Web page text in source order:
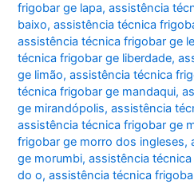
frigobar ge lapa,assistência
baixo,assistência técnica
assistência técnica frigobar ge
técnica frigobar ge liberdade,
ge limão,assistência técnica
técnica frigobar ge mandaqui,
ge mirandópolis,assistência
assistência técnica frigobar ge
frigobar ge morro dos ingleses,
ge morumbi,assistência
do o,assistência técnica